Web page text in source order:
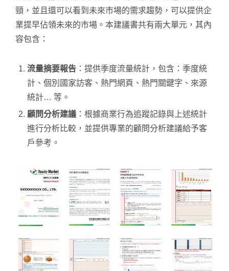
頸，並且還可以看到未來市場的需求趨勢，可以提供企
業提早佔領未來的市場。本建議書共有兩大單元，其內
容包含：
流量摘要報告 ：提供季度流量統計，包含：季度統
計、個別國家訪客、熱門網頁、熱門關鍵字、來源
統計… 等。
顧問分析建議 ：根據商業行為追蹤記錄與上述統計
進行分析比較，並提供專業的顧問分析建議給予客
戶參考。